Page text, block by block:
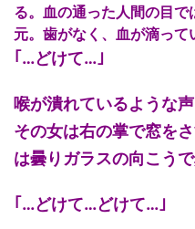
る。血の通った人間の目
元。歯がなく、血が滴って
｢…どけて…｣
喉が潰れているような声
その女は右の掌で窓を
は曇りガラスの向こう
｢…どけて…どけて…｣